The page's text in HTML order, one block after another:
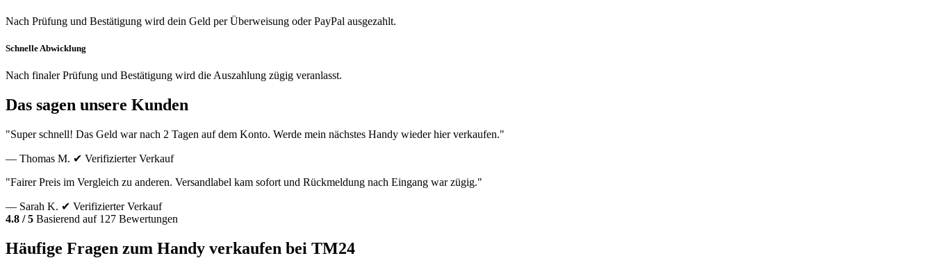
Nach Prüfung und Bestätigung wird dein Geld per Überweisung oder PayPal ausgezahlt.
Schnelle Abwicklung
Nach finaler Prüfung und Bestätigung wird die Auszahlung zügig veranlasst.
Das sagen unsere Kunden
"Super schnell! Das Geld war nach 2 Tagen auf dem Konto. Werde mein nächstes Handy wieder hier verkaufen."
— Thomas M. ✔ Verifizierter Verkauf
"Fairer Preis im Vergleich zu anderen. Versandlabel kam sofort und Rückmeldung nach Eingang war zügig."
— Sarah K. ✔ Verifizierter Verkauf
4.8 / 5 Basierend auf 127 Bewertungen
Häufige Fragen zum Handy verkaufen bei TM24